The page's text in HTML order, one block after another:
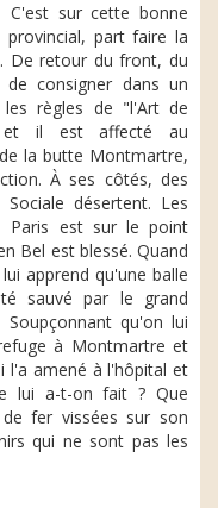
sur cette bonne
part faire la
De retour du front, du
consigner dans un
règles de "l'Art de
et il est affecté au
la butte Montmartre,
À ses côtés, des
désertent. Les
Paris est sur le point
Bel est blessé. Quand
apprend qu'une balle
sauvé par le grand
Soupçonnant qu'on lui
à Montmartre et
l'a amené à l'hôpital et
lui a-t-on fait ? Que
fer vissées sur son
qui ne sont pas les